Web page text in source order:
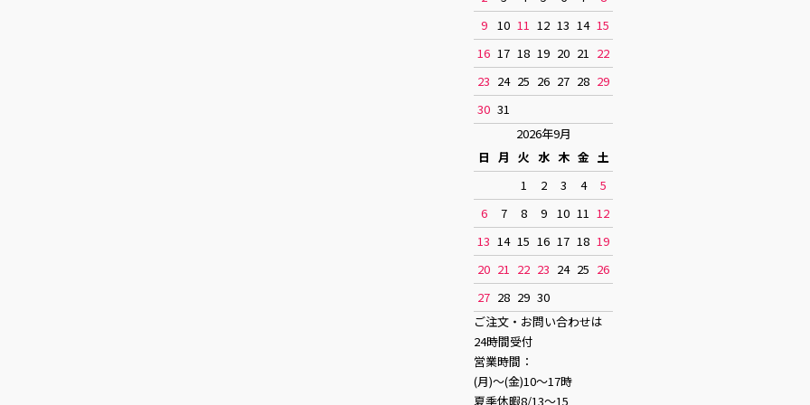
9
10 11 12 13 14 15
16 17 18 19 20 21 22
23 24 25 26 27 28 29
30 31
2026年9月
日 月 火 水 木 金 土
1
2 3 4
5
6
7 8 9 10 11 12
13 14 15 16 17 18 19
20 21 22 23 24 25 26
27 28 29 30
ご注文・お問い合わせは
24時間受付
営業時間：
(月)〜(金)10〜17時
夏季休暇8/13〜15